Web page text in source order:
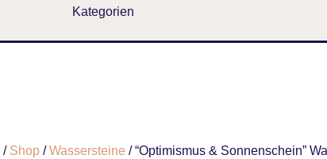
Kategorien
/ Shop/Wassersteine / “Optimismus & Sonnenschein”